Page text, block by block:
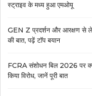
स्ट्राइव के मध्य हुआ एमओयू
GEN Z प्रदर्शन और आरक्षण से
की बात, पढ़ें टॉप बयान
FCRA संशोधन बिल 2026 पर
किया विरोध, जानें पूरी बात